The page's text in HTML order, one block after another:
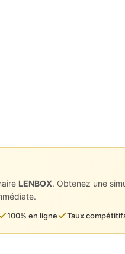
vidéos, et recevez
déplacer !
LENBOX. Obtenez une
100% en ligne Taux